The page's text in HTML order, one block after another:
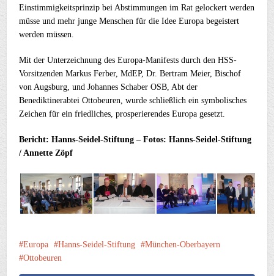
Einstimmigkeitsprinzip bei Abstimmungen im Rat gelockert werden
müsse und mehr junge Menschen für die Idee Europa begeistert
werden müssen.
Mit der Unterzeichnung des Europa-Manifests durch den HSS-
Vorsitzenden Markus Ferber, MdEP, Dr. Bertram Meier, Bischof
von Augsburg, und Johannes Schaber OSB, Abt der
Benediktinerabtei Ottobeuren, wurde schließlich ein symbolisches
Zeichen für ein friedliches, prosperierendes Europa gesetzt.
Bericht: Hanns-Seidel-Stiftung – Fotos: Hanns-Seidel-Stiftung
/ Annette Zöpf
Europa Hanns-Seidel-Stiftung
München-Oberbayern
Ottobeuren